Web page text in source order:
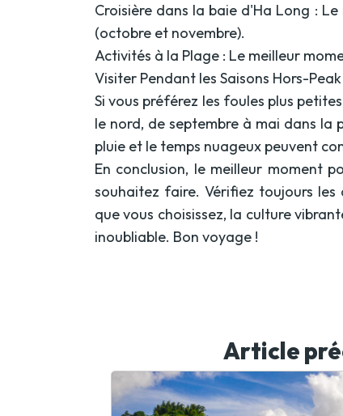
Croisière dans la baie d'Ha Long :
(octobre et novembre).
Activités à la Plage : Le meilleur
Visiter Pendant les Saisons Hors-Peak
Si vous préférez les foules plus
le nord, de septembre à mai dans la
pluie et le temps nuageux peuvent
En conclusion, le meilleur moment
souhaitez faire. Vérifiez toujours
que vous choisissez, la culture
inoubliable. Bon voyage !
Article